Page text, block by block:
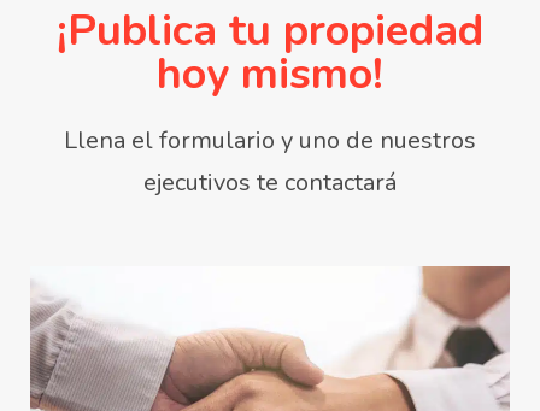
¡Publica tu propiedad
hoy mismo!
Llena el formulario y uno de nuestros
ejecutivos te contactará